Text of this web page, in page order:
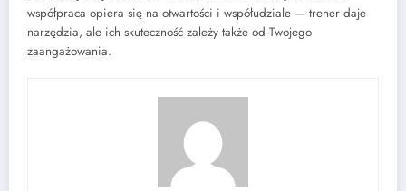
współpraca opiera się na otwartości i współudziale — trener daje
narzędzia, ale ich skuteczność zależy także od Twojego
zaangażowania.